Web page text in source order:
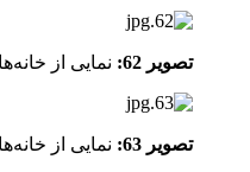
تصویر 62: نمایی از
تصویر 63: نمایی از